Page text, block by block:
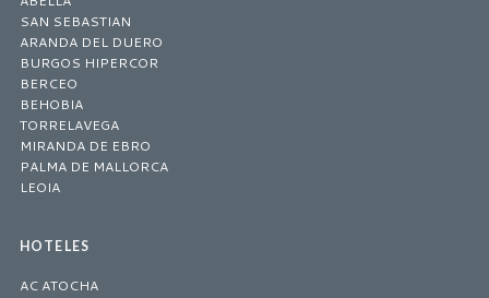
SAN SEBASTIAN
ARANDA DEL DUERO
BURGOS HIPERCOR
BERCEO
BEHOBIA
TORRELAVEGA
MIRANDA DE EBRO
PALMA DE MALLORCA
LEOIA
HOTELES
AC ATOCHA